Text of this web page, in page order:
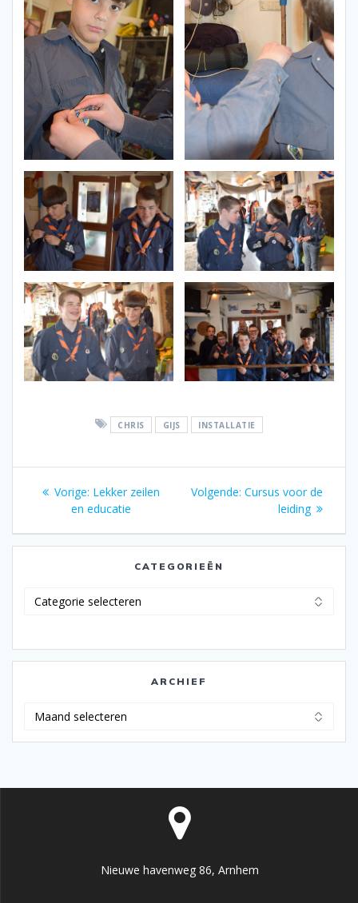
CHRIS GIJS INSTALLATIE
Bericht
navigatie
Vorige: Vorig
bericht:
Lekker zeilen
en educatie
Volgende: Volgend
bericht:
Cursus voor de
leiding
CATEGORIEËN
ARCHIEF
Nieuwe havenweg 86, Arnhem